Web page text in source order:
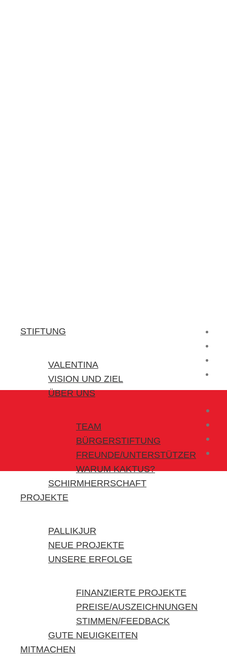
STIFTUNG
VALENTINA
VISION UND ZIEL
ÜBER UNS
TEAM
BÜRGERSTIFTUNG
FREUNDE/UNTERSTÜTZER
WARUM KAKTUS?
SCHIRMHERRSCHAFT
PROJEKTE
PALLIKJUR
NEUE PROJEKTE
UNSERE ERFOLGE
FINANZIERTE PROJEKTE
PREISE/AUSZEICHNUNGEN
STIMMEN/FEEDBACK
GUTE NEUIGKEITEN
MITMACHEN